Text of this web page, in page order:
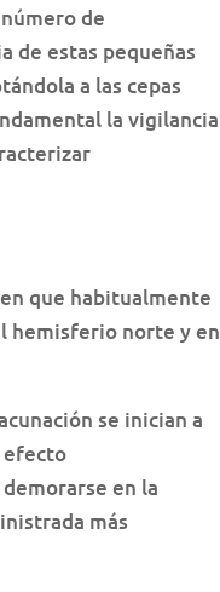
de
de estas pequeñas
a las cepas
la vigilancia
que habitualmente
hemisferio norte y en
se inician a
efecto
en la
más